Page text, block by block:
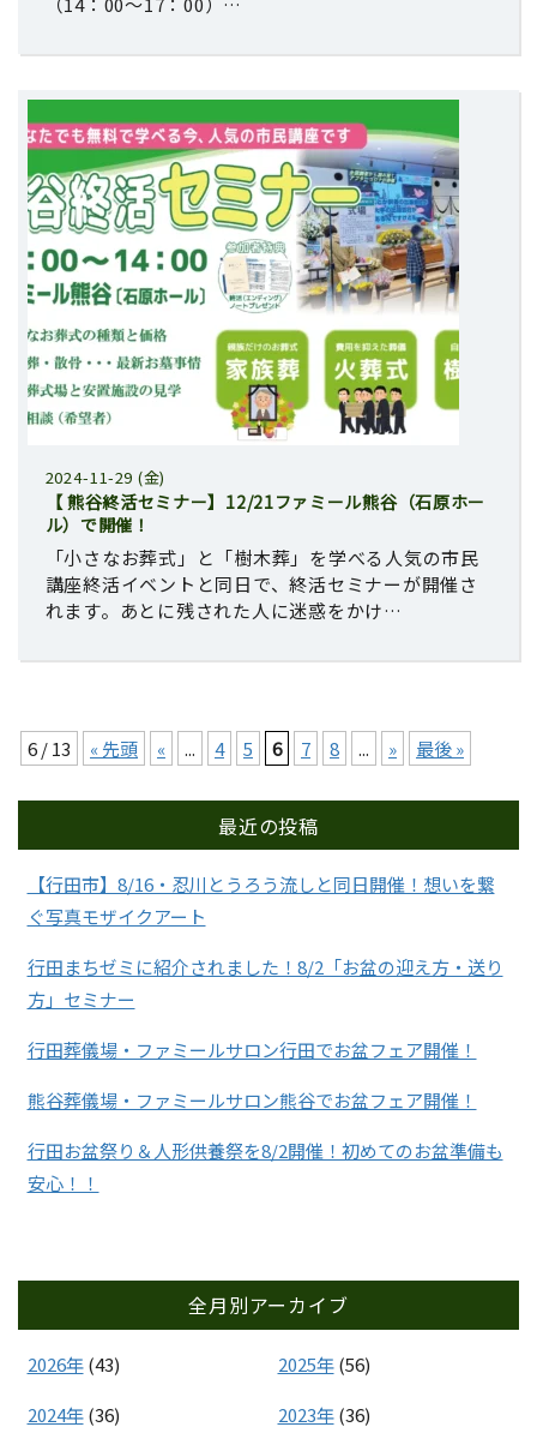
2024-11-29 (金)
【 熊谷終活セミナー】12/21ファミール熊谷（石原ホー
ル）で開催！
「小さなお葬式」と「樹木葬」を学べる人気の市民
講座終活イベントと同日で、終活セミナーが開催さ
れます。あとに残された人に迷惑をかけ…
6 / 13 « 先頭 « ... 4 5 6 7 8 ... » 最後 »
最近の投稿
【行田市】8/16・忍川とうろう流しと同日開催！想いを繋
ぐ写真モザイクアート
行田まちゼミに紹介されました！8/2「お盆の迎え方・送り
方」セミナー
行田葬儀場・ファミールサロン行田でお盆フェア開催！
熊谷葬儀場・ファミールサロン熊谷でお盆フェア開催！
行田お盆祭り＆人形供養祭を8/2開催！初めてのお盆準備も
安心！！
全月別アーカイブ
2026年(43) 2025年(56)
2024年(36) 2023年(36)